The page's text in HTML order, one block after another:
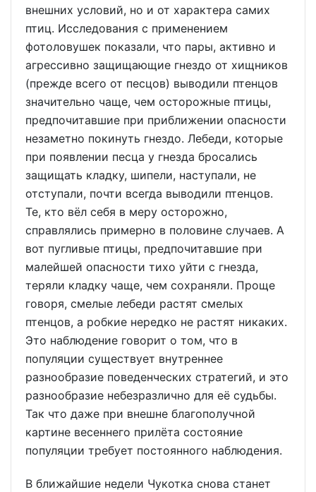
внешних условий, но и от характера самих
птиц. Исследования с применением
фотоловушек показали, что пары, активно и
агрессивно защищающие гнездо от хищников
(прежде всего от песцов) выводили птенцов
значительно чаще, чем осторожные птицы,
предпочитавшие при приближении опасности
незаметно покинуть гнездо. Лебеди, которые
при появлении песца у гнезда бросались
защищать кладку, шипели, наступали, не
отступали, почти всегда выводили птенцов.
Те, кто вёл себя в меру осторожно,
справлялись примерно в половине случаев. А
вот пугливые птицы, предпочитавшие при
малейшей опасности тихо уйти с гнезда,
теряли кладку чаще, чем сохраняли. Проще
говоря, смелые лебеди растят смелых
птенцов, а робкие нередко не растят никаких.
Это наблюдение говорит о том, что в
популяции существует внутреннее
разнообразие поведенческих стратегий, и это
разнообразие небезразлично для её судьбы.
Так что даже при внешне благополучной
картине весеннего прилёта состояние
популяции требует постоянного наблюдения.
В ближайшие недели Чукотка снова станет